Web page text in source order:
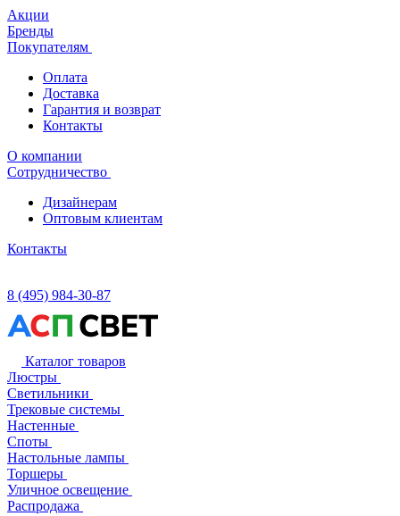
Акции
Бренды
Покупателям
Оплата
Доставка
Гарантия и возврат
Контакты
О компании
Сотрудничество
Дизайнерам
Оптовым клиентам
Контакты
8 (495) 984-30-87
Каталог товаров
Люстры
Светильники
Трековые системы
Настенные
Споты
Настольные лампы
Торшеры
Уличное освещение
Распродажа